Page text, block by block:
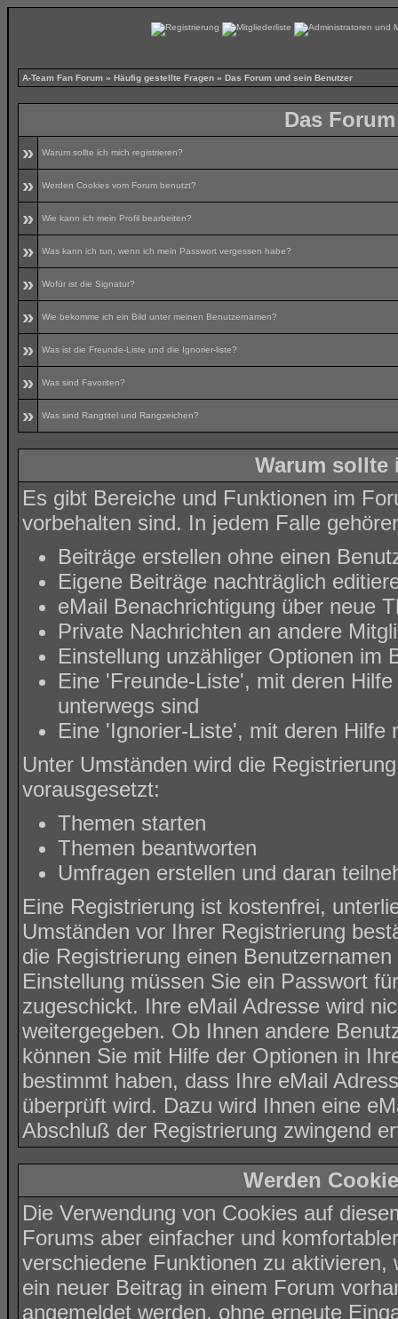
A-Team Fan Forum » Häufig gestellte Fragen » Das Forum und sein Benutzer
Das
»
Warum sollte ich mich registrieren?
» Werden Cookies vom Forum benutzt?
» Wie kann ich mein Profil bearbeiten?
» Was kann ich tun, wenn ich mein Passwort vergessen habe?
» Wofür ist die Signatur?
» Wie bekomme ich ein Bild unter meinen Benutzernamen?
» Was ist die Freunde-Liste und die Ignorier-liste?
» Was sind Favoriten?
» Was sind Rangtitel und Rangzeichen?
Warum sollte
Es gibt Bereiche und Funktionen im
vorbehalten sind. In jedem Falle
Beiträge erstellen ohne einen
Eigene Beiträge nachträglich
eMail Benachrichtigung über neue
Private Nachrichten an andere
Einstellung unzähliger Optionen im
Eine 'Freunde-Liste', mit deren
unterwegs sind
Eine 'Ignorier-Liste', mit deren
Unter Umständen wird die
vorausgesetzt:
Themen starten
Themen beantworten
Umfragen erstellen und daran
Eine Registrierung ist kostenfrei,
Umständen vor Ihrer Registrierung
die Registrierung einen
Einstellung müssen Sie ein Passwort
zugeschickt. Ihre eMail Adresse wird
weitergegeben. Ob Ihnen andere
können Sie mit Hilfe der Optionen in
bestimmt haben, dass Ihre eMail
überprüft wird. Dazu wird Ihnen eine
Abschluß der Registrierung zwingend
Werden
Die Verwendung von Cookies auf
Forums aber einfacher und
verschiedene Funktionen zu
ein neuer Beitrag in einem Forum
angemeldet werden, ohne erneute